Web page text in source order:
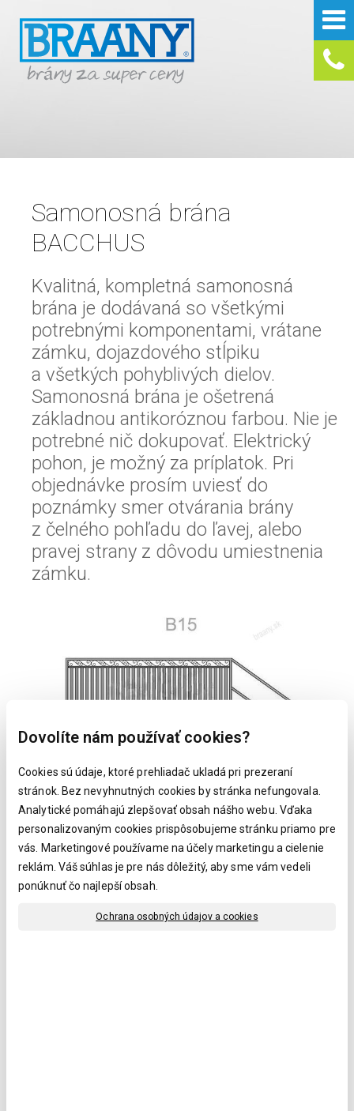
Samonosná brána
BACCHUS
Kvalitná, kompletná samonosná
brána je dodávaná so všetkými
potrebnými komponentami, vrátane
zámku, dojazdového stĺpiku
a všetkých pohyblivých dielov.
Samonosná brána je ošetrená
základnou antikoróznou farbou. Nie je
potrebné nič dokupovať. Elektrický
pohon, je možný za príplatok. Pri
objednávke prosím uviesť do
poznámky smer otvárania brány
z čelného pohľadu do ľavej, alebo
pravej strany z dôvodu umiestnenia
zámku.
Kód produktu:
Koštrukčný rám profil:
30x30x1,5 mm
Výplň profil:
Povrchová úprava:
1 293,00
Dovolíte nám používať cookies?
Cookies sú údaje, ktoré prehliadač ukladá pri prezeraní
stránok. Bez nevyhnutných cookies by stránka nefungovala.
Analytické pomáhajú zlepšovať obsah nášho webu. Vďaka
personalizovaným cookies prispôsobujeme stránku priamo pre
vás. Marketingové používame na účely marketingu a cielenie
reklám. Váš súhlas je pre nás dôležitý, aby sme vám vedeli
ponúknuť čo najlepší obsah.
Ochrana osobných údajov a cookies